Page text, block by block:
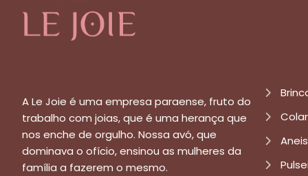
A Le Joie é uma empresa paraense, fruto do
trabalho com joias, que é uma herança que
nos enche de orgulho. Nossa avó, que
dominava o ofício, ensinou as mulheres da
família a fazerem o mesmo.
Aneis